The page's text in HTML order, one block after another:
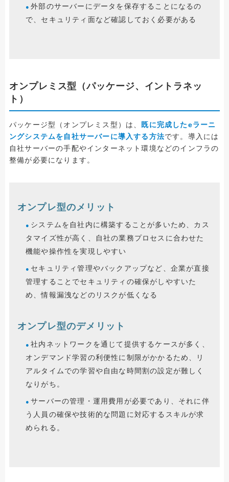
外部のサーバーにデータを保存することになるの
で、セキュリティ面など確認しておく必要がある
オンプレミス型（パッケージ、イントラネッ
ト）
パッケージ型（オンプレミス型）は、 既に完成したeラーニ
ングシステムを自社サーバーに導入する方法です。導入には
自社サーバーの手配やインターネット環境などのインフラの
整備が必要になります。
オンプレ型のメリット
システムを自社内に構築することが多いため、カス
タマイズ性が高く、自社の業務プロセスに合わせた
機能や操作性を実現しやすい
セキュリティ管理やバックアップなど、企業が直接
管理することでセキュリティの確保がしやすいた
め、情報漏洩などのリスクが低くなる
オンプレ型のデメリット
社内ネットワークを通じて提供するケースが多く、
オンデマンド学習の利便性に制限がかかるため、リ
アルタイムでの学習や自由な時間割の設定が難しく
なりがち。
サーバーの管理・運用費用が必要であり、それに伴
う人員の確保や技術的な問題に対応するスキルが求
められる。